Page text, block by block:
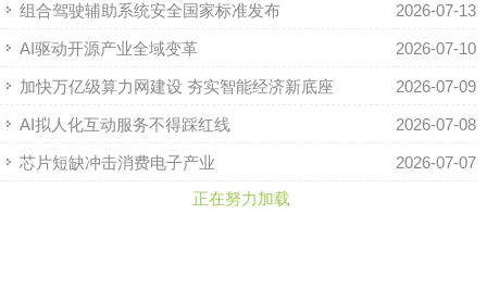
2026-07-13
组合驾驶辅助系统安全国家标准发布
2026-07-10
AI驱动开源产业全域变革
2026-07-09
加快万亿级算力网建设 夯实智能经济新底座
2026-07-08
AI拟人化互动服务不得踩红线
2026-07-07
芯片短缺冲击消费电子产业
正在努力加载